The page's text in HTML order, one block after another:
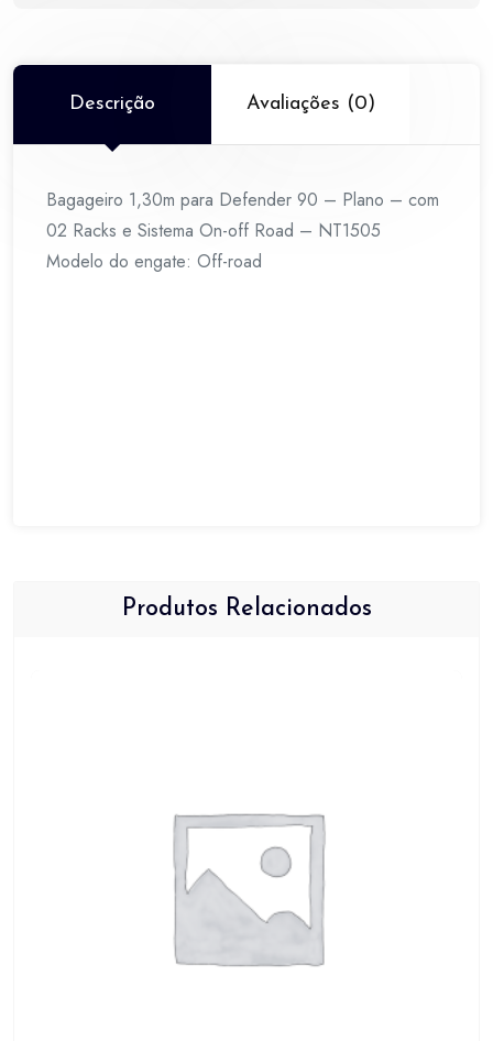
com
02
Sistema
On-
off
Descrição Avaliações (0)
Bagageiro 1,30m para Defender 90 – Plano – com
02 Racks e Sistema On-off Road – NT1505
Modelo do engate: Off-road
Produtos Relacionados